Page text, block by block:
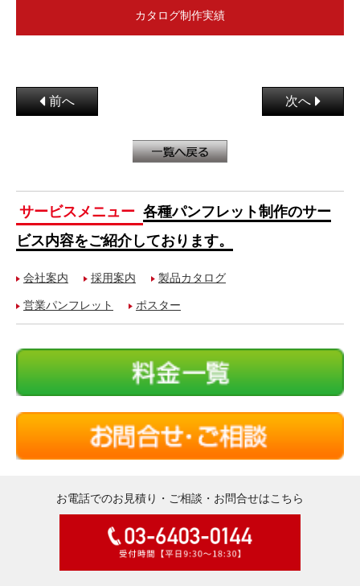
カタログ制作実績
前へ 次へ
サービスメニュー 各種パンフレット制作のサー
ビス内容をご紹介しております。
会社案内 採用案内 製品カタログ
営業パンフレット ポスター
お電話でのお見積り・ご相談・お問合せはこちら